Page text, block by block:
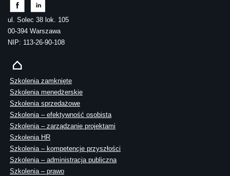
ul. Solec 38 lok. 105
00-394 Warszawa
NIP: 113-26-90-108
Szkolenia zamknięte
Szkolenia menedżerskie
Szkolenia sprzedażowe
Szkolenia – efektywność osobista
Szkolenia – zarządzanie projektami
Szkolenia HR
Szkolenia – kompetencje przyszłości
Szkolenia – administracja publiczna
Szkolenia – prawo